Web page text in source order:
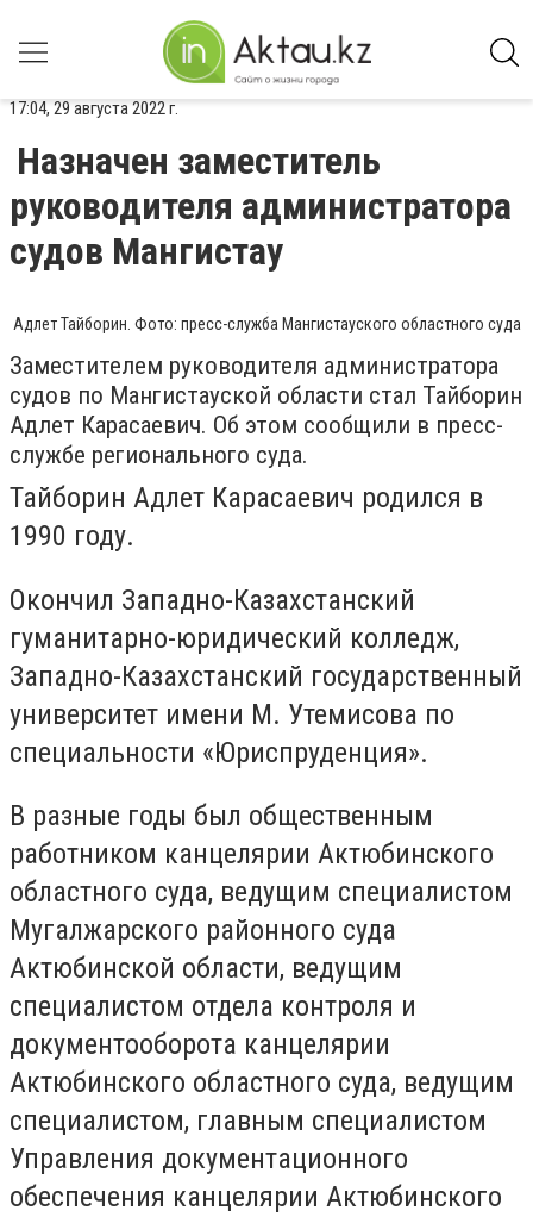
17:04, 29 августа 2022 г.
Назначен заместитель
руководителя администратора
судов Мангистау
Адлет Тайборин. Фото: пресс-служба Мангистауского областного суда
Заместителем руководителя администратора
судов по Мангистауской области стал Тайборин
Адлет Карасаевич. Об этом сообщили в пресс-
службе регионального суда.
Тайборин Адлет Карасаевич родился в
1990 году.
Окончил Западно-Казахстанский
гуманитарно-юридический колледж,
Западно-Казахстанский государственный
университет имени М. Утемисова по
специальности «Юриспруденция».
В разные годы был общественным
работником канцелярии Актюбинского
областного суда, ведущим специалистом
Мугалжарского районного суда
Актюбинской области, ведущим
специалистом отдела контроля и
документооборота канцелярии
Актюбинского областного суда, ведущим
специалистом, главным специалистом
Управления документационного
обеспечения канцелярии Актюбинского